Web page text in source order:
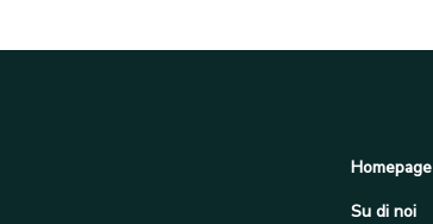
Homepage
Su di noi